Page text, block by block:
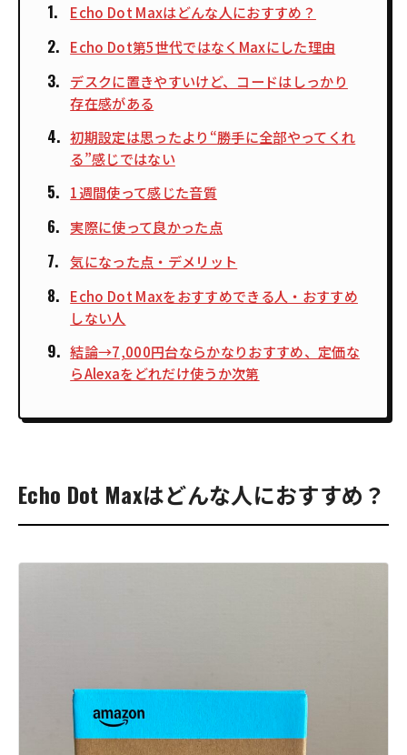
Echo Dot Maxはどんな人におすすめ？
Echo Dot第5世代ではなくMaxにした理由
デスクに置きやすいけど、コードはしっかり
存在感がある
初期設定は思ったより“勝手に全部やってくれ
る”感じではない
1週間使って感じた音質
実際に使って良かった点
気になった点・デメリット
Echo Dot Maxをおすすめできる人・おすすめ
しない人
結論→7,000円台ならかなりおすすめ、定価な
らAlexaをどれだけ使うか次第
Echo Dot Maxはどんな人におすすめ？